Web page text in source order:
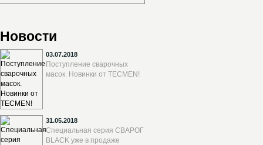
Новости
03.07.2018
Поступление сварочных
масок. Новинки от TECMEN!
31.05.2018
Специальная серия СВАРОГ
BLACK уже в продаже